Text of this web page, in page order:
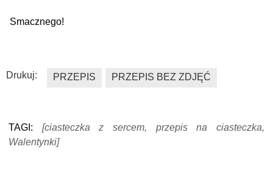
Smacznego!
Drukuj: PRZEPIS PRZEPIS BEZ ZDJĘĆ
TAGI: [ciasteczka z sercem, przepis na ciasteczka,
Walentynki]